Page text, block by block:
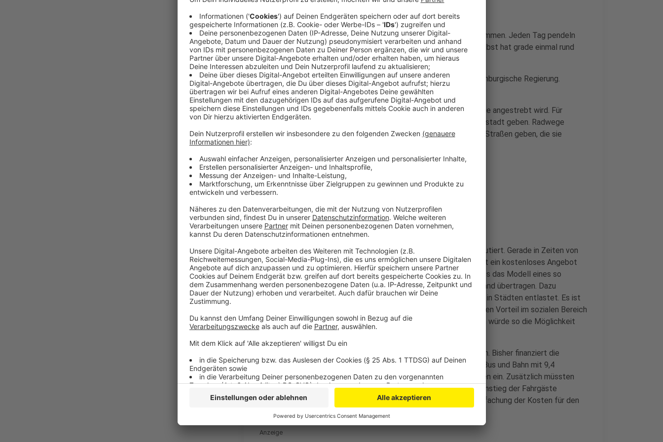
Ziel ist es, die Verkehrsprobleme des Landes in den Griff zu bekommen. Jeden Tag pendeln
200.000 Menschen in das Großherzogtum zur Arbeit. Das Land selbst hat grade einmal rund
600.000 Einwohner.
Arbeitslos wird durch die Umstellung aber niemand, sagt die luxemburgische Regierung.
Fahrkartenkontrolleure bekommen neue Service-Aufgaben.
Das alles ist aber nur ein Schritt bei der großen Verkehrswende, die angestrebt wird. Für
Pendler soll es mehr Park & Ride-Parkplätze außerhalb der Hauptstadt geben. Radwege
werden ausgebaut und für Pendler soll es eigene Spuren auf den Straßen geben, die sie
Anzeige
Anzeige
Auch hier bei uns, wird immer wieder über kostenlosen ÖPNV diskutiert. Gerade in Zeiten von
Parkplatzmangel in Großstädten wie Köln oder Düsseldorf scheint ein kostenloses Angebot
für Pendler attraktiv zu sein. Allerdings lässt sich so ohne weiteres das Modell eines so
kleinen Landes wie Luxemburg nicht auf ein großes wie Deutschland übertragen. Dazu
kommen Bedenken, ob kostenloser ÖPNV überhaupt den Verkehr in Städten entlastet. Es ist
denkbar, wirklich untersucht hat es aber noch niemand. Einen großen Vorteil im sozialen Bereich
hätte der kostenlose ÖPNV aber: Arbeitslosen und Niedriglöhnern würde so die Möglichkeit
gegeben, mobiler zu sein.
Was viele Gegner vom Gratis-ÖPNV aber anführen, sind die Kosten. Bisher finanziert die
öffentliche Hand laut Verband Deutscher Verkehrsunternehmen Bus und Bahn mit 9,4
Milliarden Euro. Die Fahrgäste zahlen demnach etwa 12,8 Milliarden ein. Zusätzlich müssten
Strecken modernisiert und ausgebaut werden, da wir von einem Anstieg der Fahrgäste
ausgehen müssen. Schätzungen gehen von mehr als einer Verdreifachung der Kosten für den
Staat aus.
Anzeige